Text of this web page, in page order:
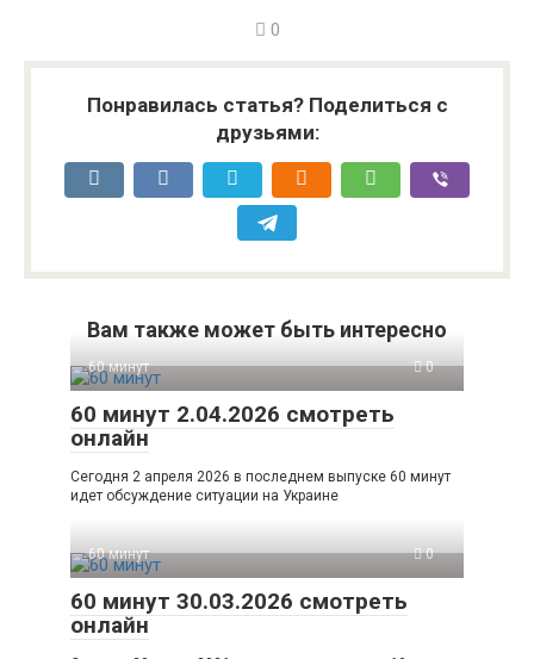
0
Понравилась статья? Поделиться с
друзьями:
Вам также может быть интересно
60 минут 0
60 минут 2.04.2026 смотреть
онлайн
Сегодня 2 апреля 2026 в последнем выпуске 60 минут
идет обсуждение ситуации на Украине
60 минут 0
60 минут 30.03.2026 смотреть
онлайн